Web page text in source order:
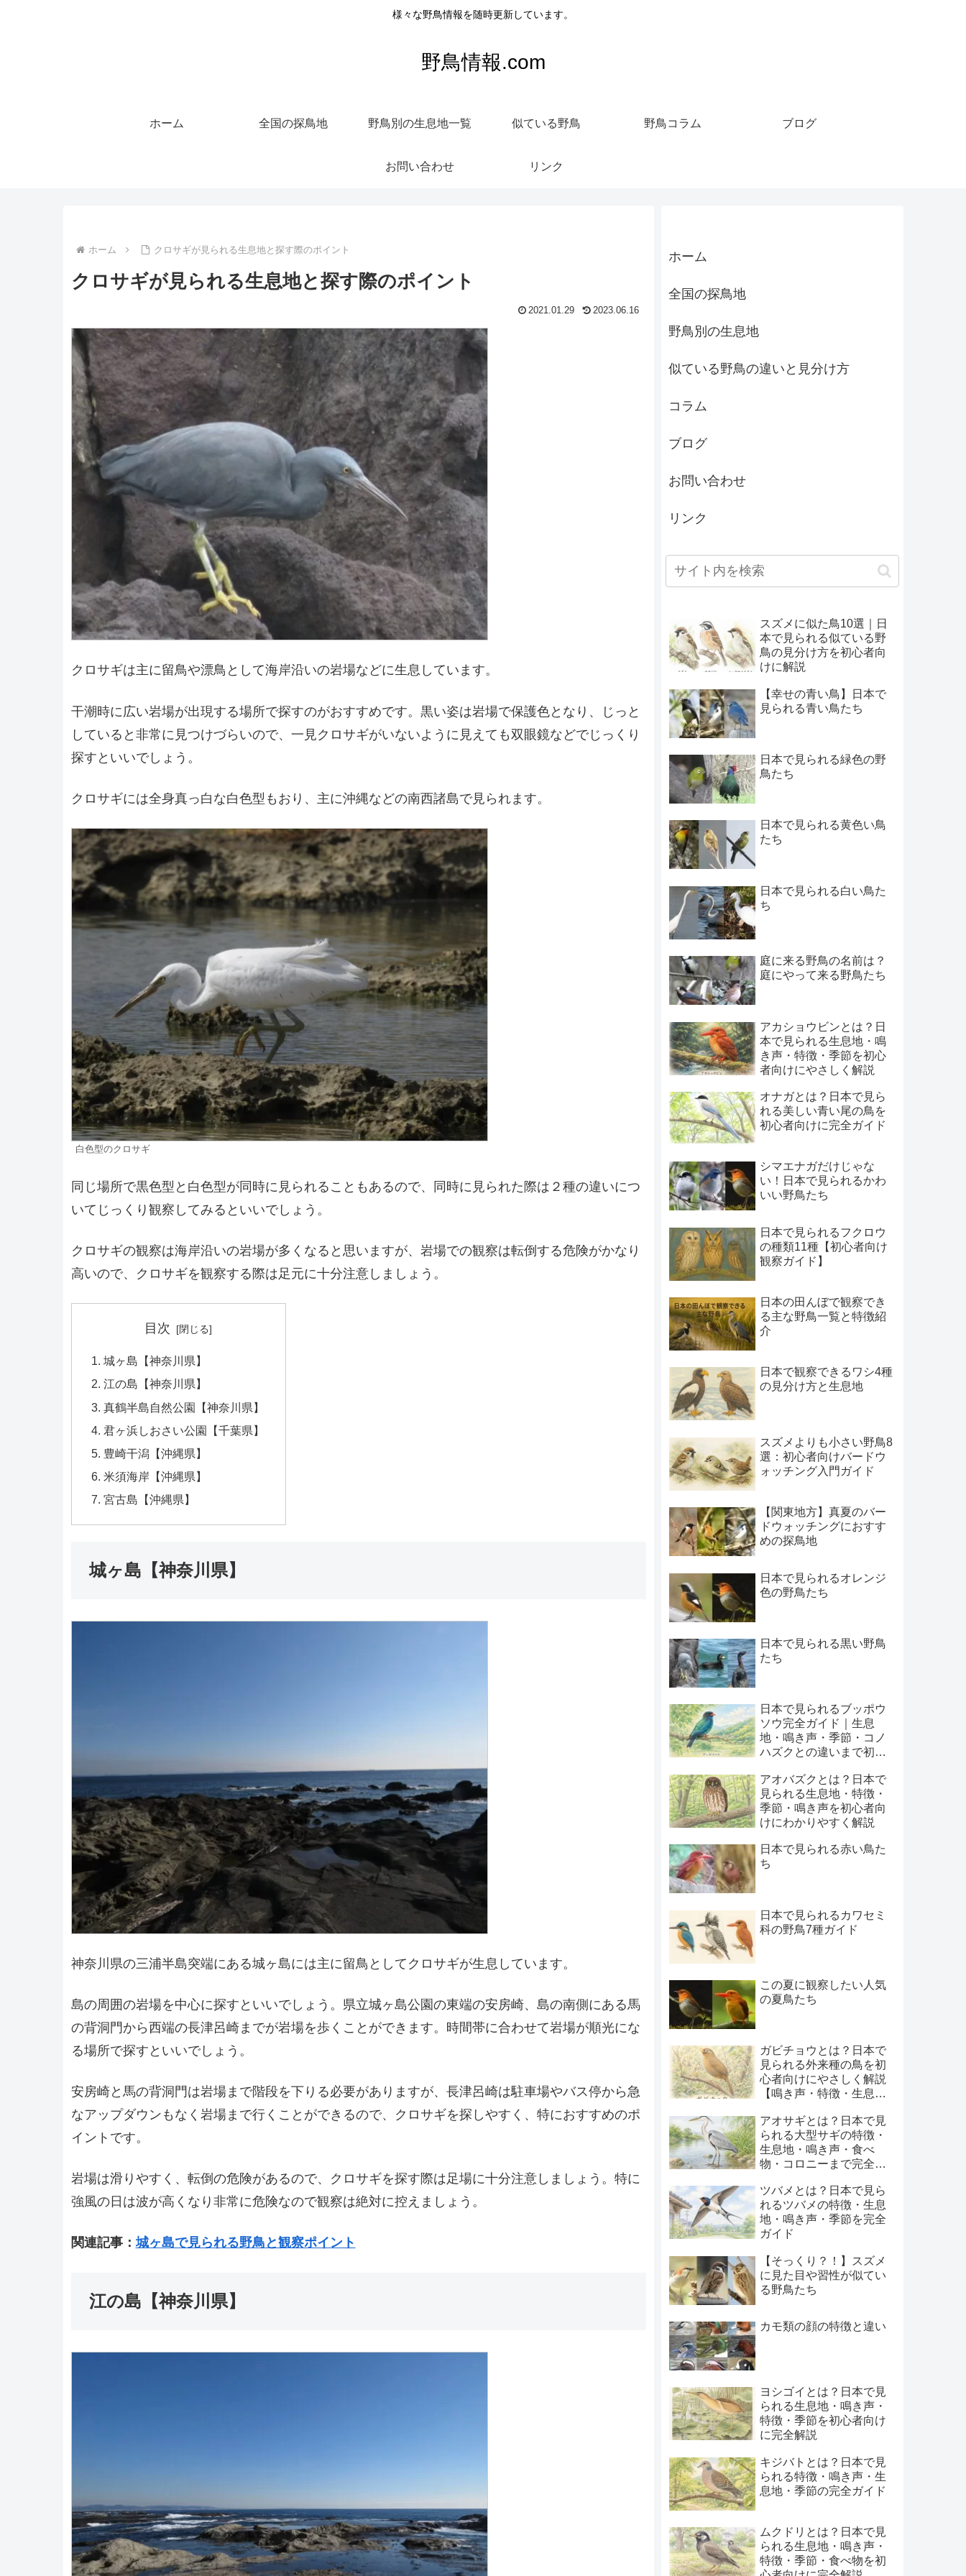
様々な野鳥情報を随時更新しています。
野鳥情報.com
ホーム 全国の探鳥地 野鳥別の生息地一覧 似ている野鳥 野鳥コラム ブログ
お問い合わせ リンク
ホーム クロサギが見られる生息地と探す際のポイント
クロサギが見られる生息地と探す際のポイント
2021.01.29 2023.06.16
クロサギは主に留鳥や漂鳥として海岸沿いの岩場などに生息しています。
干潮時に広い岩場が出現する場所で探すのがおすすめです。黒い姿は岩場で保護色となり、じっと
していると非常に見つけづらいので、一見クロサギがいないように見えても双眼鏡などでじっくり
探すといいでしょう。
クロサギには全身真っ白な白色型もおり、主に沖縄などの南西諸島で見られます。
白色型のクロサギ
同じ場所で黒色型と白色型が同時に見られることもあるので、同時に見られた際は２種の違いにつ
いてじっくり観察してみるといいでしょう。
クロサギの観察は海岸沿いの岩場が多くなると思いますが、岩場での観察は転倒する危険がかなり
高いので、クロサギを観察する際は足元に十分注意しましょう。
目次
城ヶ島【神奈川県】
江の島【神奈川県】
真鶴半島自然公園【神奈川県】
君ヶ浜しおさい公園【千葉県】
豊崎干潟【沖縄県】
米須海岸【沖縄県】
宮古島【沖縄県】
城ヶ島【神奈川県】
神奈川県の三浦半島突端にある城ヶ島には主に留鳥としてクロサギが生息しています。
島の周囲の岩場を中心に探すといいでしょう。県立城ヶ島公園の東端の安房崎、島の南側にある馬
の背洞門から西端の長津呂崎までが岩場を歩くことができます。時間帯に合わせて岩場が順光にな
る場所で探すといいでしょう。
安房崎と馬の背洞門は岩場まで階段を下りる必要がありますが、長津呂崎は駐車場やバス停から急
なアップダウンもなく岩場まで行くことができるので、クロサギを探しやすく、特におすすめのポ
イントです。
岩場は滑りやすく、転倒の危険があるので、クロサギを探す際は足場に十分注意しましょう。特に
強風の日は波が高くなり非常に危険なので観察は絶対に控えましょう。
関連記事：城ヶ島で見られる野鳥と観察ポイント
江の島【神奈川県】
ホーム
全国の探鳥地
野鳥別の生息地
似ている野鳥の違いと見分け方
コラム
ブログ
お問い合わせ
リンク
スズメに似た鳥10選｜日
本で見られる似ている野
鳥の見分け方を初心者向
けに解説
【幸せの青い鳥】日本で
見られる青い鳥たち
日本で見られる緑色の野
鳥たち
日本で見られる黄色い鳥
たち
日本で見られる白い鳥た
ち
庭に来る野鳥の名前は？
庭にやって来る野鳥たち
アカショウビンとは？日
本で見られる生息地・鳴
き声・特徴・季節を初心
者向けにやさしく解説
オナガとは？日本で見ら
れる美しい青い尾の鳥を
初心者向けに完全ガイド
シマエナガだけじゃな
い！日本で見られるかわ
いい野鳥たち
日本で見られるフクロウ
の種類11種【初心者向け
観察ガイド】
日本の田んぼで観察でき
る主な野鳥一覧と特徴紹
介
日本で観察できるワシ4種
の見分け方と生息地
スズメよりも小さい野鳥8
選：初心者向けバードウ
ォッチング入門ガイド
【関東地方】真夏のバー
ドウォッチングにおすす
めの探鳥地
日本で見られるオレンジ
色の野鳥たち
日本で見られる黒い野鳥
たち
日本で見られるブッポウ
ソウ完全ガイド｜生息
地・鳴き声・季節・コノ
ハズクとの違いまで初心
アオバズクとは？日本で
見られる生息地・特徴・
季節・鳴き声を初心者向
けにわかりやすく解説
日本で見られる赤い鳥た
ち
日本で見られるカワセミ
科の野鳥7種ガイド
この夏に観察したい人気
の夏鳥たち
ガビチョウとは？日本で
見られる外来種の鳥を初
心者向けにやさしく解説
【鳴き声・特徴・生息
アオサギとは？日本で見
られる大型サギの特徴・
生息地・鳴き声・食べ
物・コロニーまで完全ガ
ツバメとは？日本で見ら
れるツバメの特徴・生息
地・鳴き声・季節を完全
ガイド
【そっくり？！】スズメ
に見た目や習性が似てい
る野鳥たち
カモ類の顔の特徴と違い
ヨシゴイとは？日本で見
られる生息地・鳴き声・
特徴・季節を初心者向け
に完全解説
キジバトとは？日本で見
られる特徴・鳴き声・生
息地・季節の完全ガイド
ムクドリとは？日本で見
られる生息地・鳴き声・
特徴・季節・食べ物を初